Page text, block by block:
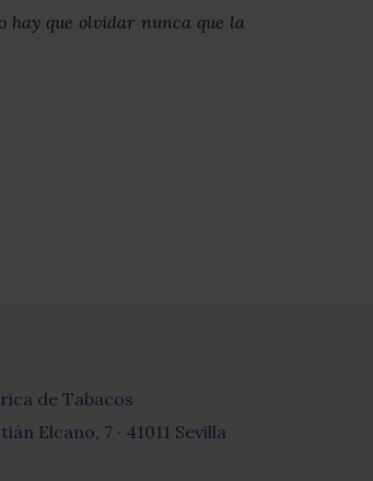
hay que olvidar nunca que la
de Tabacos
Elcano, 7 · 41011 Sevilla